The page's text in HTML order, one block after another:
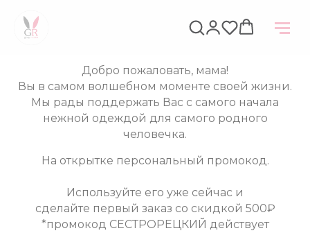
Добро пожаловать, мама!
Вы в самом волшебном моменте своей жизни.
‌Мы рады поддержать Вас с самого начала
нежной одеждой для самого родного
человечка.
На открытке персональный промокод.
‌Используйте его уже сейчас и
‌сделайте первый заказ со скидкой 500₽
*промокод СЕСТРОРЕЦКИЙ действует